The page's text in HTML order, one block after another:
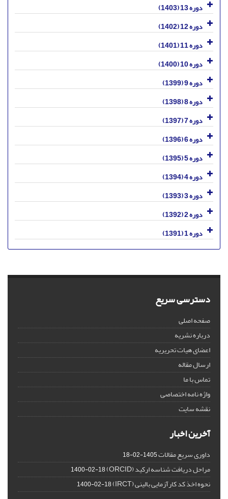
دوره 13 (1403)
دوره 12 (1402)
دوره 11 (1401)
دوره 10 (1400)
دوره 9 (1399)
دوره 8 (1398)
دوره 7 (1397)
دوره 6 (1396)
دوره 5 (1395)
دوره 4 (1394)
دوره 3 (1393)
دوره 2 (1392)
دوره 1 (1391)
دسترسی سریع
صفحه اصلی
درباره نشریه
اعضای هیات تحریریه
ارسال مقاله
تماس با ما
واژه نامه اختصاصی
نقشه سایت
آخرین اخبار
داوری سریع مقالات1405-02-18
مراحل دریافت شناسه ارکید (ORCID) 1400-02-18
نحوه اخذ کد کارآزمایی بالینی (IRCT) 1400-02-18